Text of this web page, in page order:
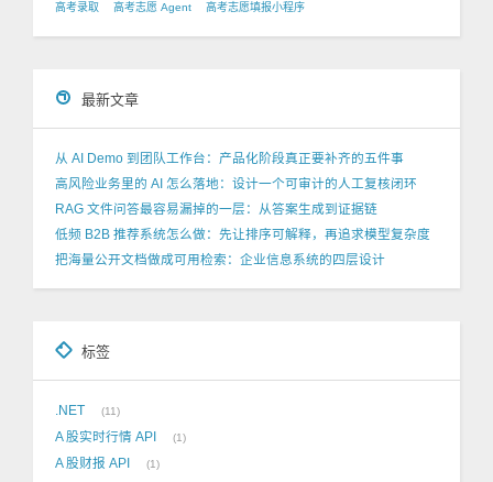
高考录取 高考志愿 Agent 高考志愿填报小程序
最新文章
从 AI Demo 到团队工作台：产品化阶段真正要补齐的五件事
高风险业务里的 AI 怎么落地：设计一个可审计的人工复核闭环
RAG 文件问答最容易漏掉的一层：从答案生成到证据链
低频 B2B 推荐系统怎么做：先让排序可解释，再追求模型复杂度
把海量公开文档做成可用检索：企业信息系统的四层设计
标签
.NET 11
A 股实时行情 API 1
A 股财报 API 1